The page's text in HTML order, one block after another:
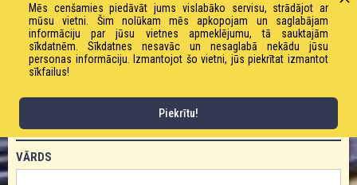
Svars: 2560 g / m
Darba spiediens: 10,0 bāri
PASŪTĪT PRODUKTU!
VĀRDS
Mēs cenšamies piedāvāt jums vislabāko servisu, strādājot ar
mūsu vietni. Šim nolūkam mēs apkopojam un saglabājam
informāciju par jūsu vietnes apmeklējumu, tā sauktajām
sīkdatnēm. Sīkdatnes nesavāc un nesaglabā nekādu jūsu
personas informāciju. Izmantojot šo vietni, jūs piekrītat izmantot
sīkfailus!
Piekrītu!